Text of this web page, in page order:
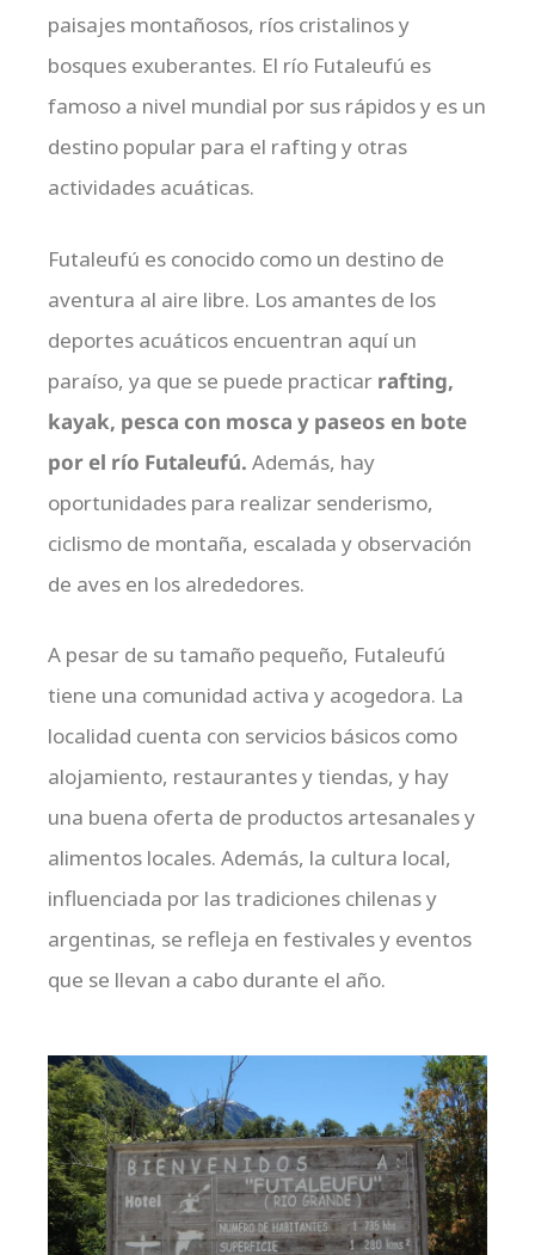
paisajes montañosos, ríos cristalinos y
bosques exuberantes. El río Futaleufú es
famoso a nivel mundial por sus rápidos y es un
destino popular para el rafting y otras
actividades acuáticas.
Futaleufú es conocido como un destino de
aventura al aire libre. Los amantes de los
deportes acuáticos encuentran aquí un
paraíso, ya que se puede practicar rafting,
kayak, pesca con mosca y paseos en bote
por el río Futaleufú. Además, hay
oportunidades para realizar senderismo,
ciclismo de montaña, escalada y observación
de aves en los alrededores.
A pesar de su tamaño pequeño, Futaleufú
tiene una comunidad activa y acogedora. La
localidad cuenta con servicios básicos como
alojamiento, restaurantes y tiendas, y hay
una buena oferta de productos artesanales y
alimentos locales. Además, la cultura local,
influenciada por las tradiciones chilenas y
argentinas, se refleja en festivales y eventos
que se llevan a cabo durante el año.